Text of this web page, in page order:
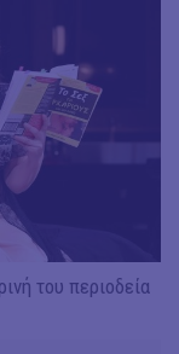
του περιοδεία